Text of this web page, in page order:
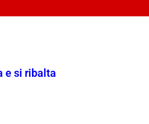
e si ribalta